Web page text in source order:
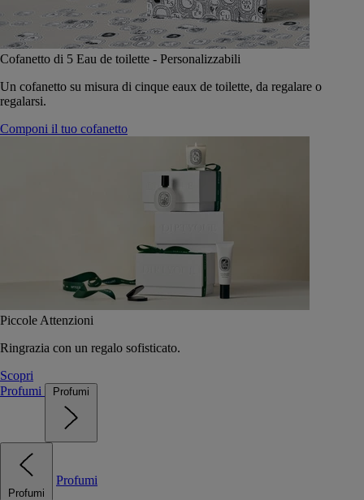
Cofanetto di 5 Eau de toilette - Personalizzabili
Un cofanetto su misura di cinque eaux de toilette, da regalare o
regalarsi.
Componi il tuo cofanetto
Piccole Attenzioni
Ringrazia con un regalo sofisticato.
Scopri
Profumi
Profumi
Profumi
Profumi